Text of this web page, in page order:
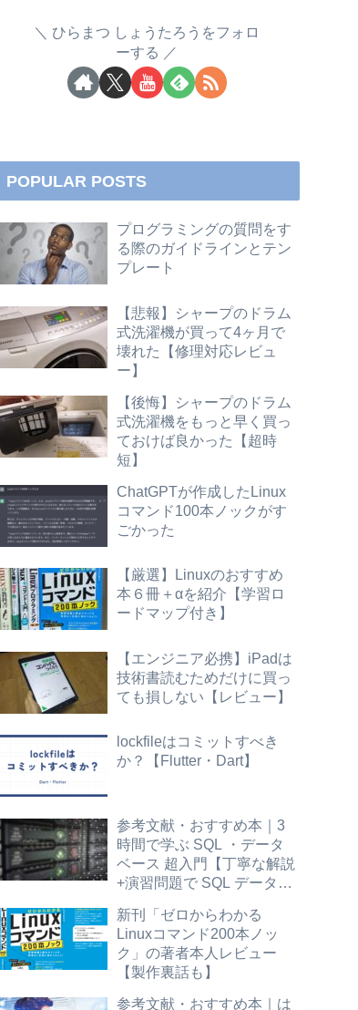
ひらまつ しょうたろうをフォロ
ーする
POPULAR POSTS
プログラミングの質問をす
る際のガイドラインとテン
プレート
【悲報】シャープのドラム
式洗濯機が買って4ヶ月で
壊れた【修理対応レビュ
ー】
【後悔】シャープのドラム
式洗濯機をもっと早く買っ
ておけば良かった【超時
短】
ChatGPTが作成したLinux
コマンド100本ノックがす
ごかった
【厳選】Linuxのおすすめ
本６冊＋αを紹介【学習ロ
ードマップ付き】
【エンジニア必携】iPadは
技術書読むためだけに買っ
ても損しない【レビュー】
lockfileはコミットすべき
か？【Flutter・Dart】
参考文献・おすすめ本｜3
時間で学ぶ SQL ・データ
ベース 超入門【丁寧な解説
+演習問題で SQL データ抽
SQL
新刊「ゼロからわかる
Linuxコマンド200本ノッ
ク」の著者本人レビュー
【製作裏話も】
参考文献・おすすめ本｜は